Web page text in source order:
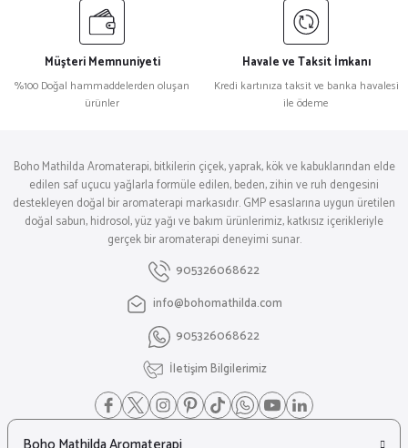
Müşteri Memnuniyeti
%100 Doğal hammaddelerden oluşan
ürünler
Havale ve Taksit İmkanı
Kredi kartınıza taksit ve banka havalesi
ile ödeme
Boho Mathilda Aromaterapi, bitkilerin çiçek, yaprak, kök ve kabuklarından elde
edilen saf uçucu yağlarla formüle edilen, beden, zihin ve ruh dengesini
destekleyen doğal bir aromaterapi markasıdır. GMP esaslarına uygun üretilen
doğal sabun, hidrosol, yüz yağı ve bakım ürünlerimiz, katkısız içerikleriyle
gerçek bir aromaterapi deneyimi sunar.
905326068622
info@bohomathilda.com
905326068622
İletişim Bilgilerimiz